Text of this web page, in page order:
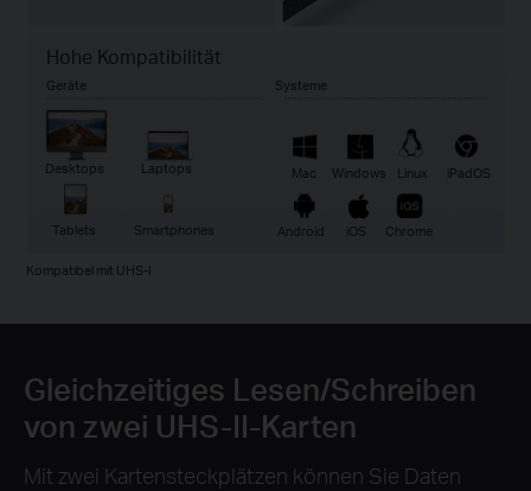
Hohe Kompatibilität
Geräte Systeme
Desktops Laptops
Tablets Smartphones
Mac Windows Linux iPadOS
iOS
Android Chrome
Kompatibel mit UHS-I
Gleichzeitiges Lesen/Schreiben
von zwei UHS-II-Karten
Mit zwei Kartensteckplätzen können Sie Daten